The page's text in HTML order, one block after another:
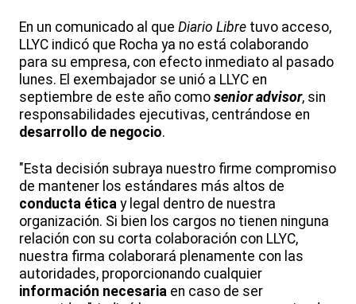
En un comunicado al que Diario Libre tuvo acceso,
LLYC indicó que Rocha ya no está colaborando
para su empresa, con efecto inmediato al pasado
lunes. El exembajador se unió a LLYC en
septiembre de este año como senior advisor, sin
responsabilidades ejecutivas, centrándose en
desarrollo de negocio.
"Esta decisión subraya nuestro firme compromiso
de mantener los estándares más altos de
conducta ética y legal dentro de nuestra
organización. Si bien los cargos no tienen ninguna
relación con su corta colaboración con LLYC,
nuestra firma colaborará plenamente con las
autoridades, proporcionando cualquier
información necesaria en caso de ser